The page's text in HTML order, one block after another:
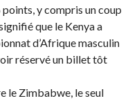
y compris un coup
que le Kenya a
d’Afrique masculin
réservé un billet tôt
le Zimbabwe, le seul